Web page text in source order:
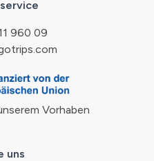
960 09
Vorhaben
uns